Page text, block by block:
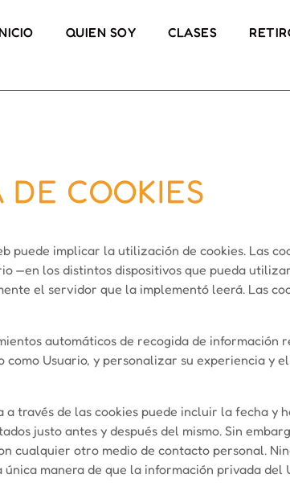
QUIEN SOY CLASES
COOKIES
puede implicar la utilización de cookies. Las
—en los distintos dispositivos que pueda
el servidor que la implementó leerá. Las
automáticos de recogida de
Usuario, y personalizar su experiencia y
a través de las cookies puede incluir la fecha y
justo antes y después del mismo. Sin
cualquier otro medio de contacto personal.
única manera de que la información privada